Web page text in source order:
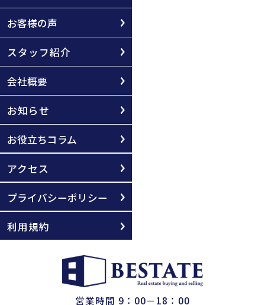
お客様の声
スタッフ紹介
会社概要
お知らせ
お役立ちコラム
アクセス
プライバシーポリシー
利用規約
営業時間 9：00－18：00